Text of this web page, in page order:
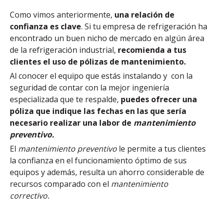
Como vimos anteriormente, una relación de
confianza es clave. Si tu empresa de refrigeración ha
encontrado un buen nicho de mercado en algún área
de la refrigeración industrial, recomienda a tus
clientes el uso de pólizas de mantenimiento.
Al conocer el equipo que estás instalando y con la
seguridad de contar con la mejor ingeniería
especializada que te respalde, puedes ofrecer una
póliza que indique las fechas en las que sería
necesario realizar una labor de mantenimiento
preventivo.
El mantenimiento preventivo le permite a tus clientes
la confianza en el funcionamiento óptimo de sus
equipos y además, resulta un ahorro considerable de
recursos comparado con el mantenimiento
correctivo.